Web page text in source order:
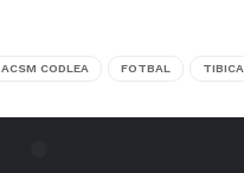
ACSM CODLEA FOTBAL TIBICA